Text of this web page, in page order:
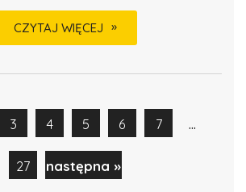
CZYTAJ WIĘCEJ
3 4 5 6 7 ...
27 następna »